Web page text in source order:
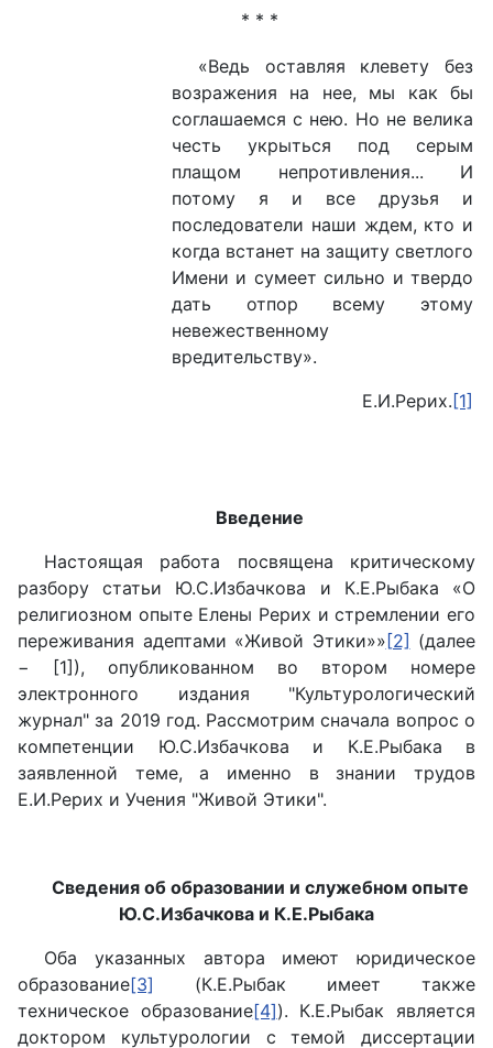
* * *
«Ведь оставляя клевету без
возражения на нее, мы как бы
соглашаемся с нею. Но не велика
честь укрыться под серым
плащом непротивления... И
потому я и все друзья и
последователи наши ждем, кто и
когда встанет на защиту светлого
Имени и сумеет сильно и твердо
дать отпор всему этому
невежественному
вредительству».
Е.И.Рерих. [1]
Введение
Настоящая работа посвящена критическому
разбору статьи Ю.С.Избачкова и К.Е.Рыбака «О
религиозном опыте Елены Рерих и стремлении его
переживания адептами «Живой Этики»» [2] (далее
− [1]), опубликованном во втором номере
электронного издания "Культурологический
журнал" за 2019 год. Рассмотрим сначала вопрос о
компетенции Ю.С.Избачкова и К.Е.Рыбака в
заявленной теме, а именно в знании трудов
Е.И.Рерих и Учения "Живой Этики".
Сведения об образовании и служебном опыте
Ю.С.Избачкова и К.Е.Рыбака
Оба указанных автора имеют юридическое
образование[3] (К.Е.Рыбак имеет также
техническое образование[4]). К.Е.Рыбак является
доктором культурологии с темой диссертации